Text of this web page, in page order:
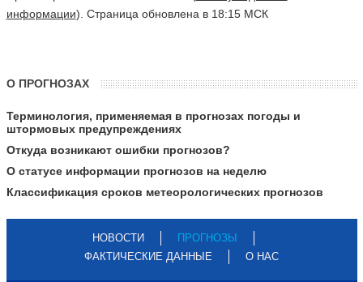
информации). Страница обновлена в 18:15 МСК
О ПРОГНОЗАХ
Терминология, применяемая в прогнозах погоды и
штормовых предупреждениях
Откуда возникают ошибки прогнозов?
О статусе информации прогнозов на неделю
Классификация сроков метеорологических прогнозов
НОВОСТИ
ПРОГНОЗЫ
ФАКТИЧЕСКИЕ ДАННЫЕ
О НАС